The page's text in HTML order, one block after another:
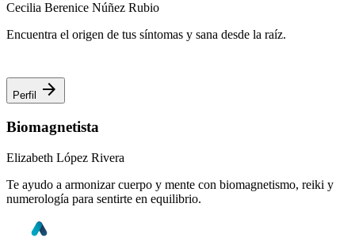
Cecilia Berenice Núñez Rubio
Encuentra el origen de tus síntomas y sana desde la raíz.
Perfil arrow_forward
Biomagnetista
Elizabeth López Rivera
Te ayudo a armonizar cuerpo y mente con biomagnetismo, reiki y
numerología para sentirte en equilibrio.